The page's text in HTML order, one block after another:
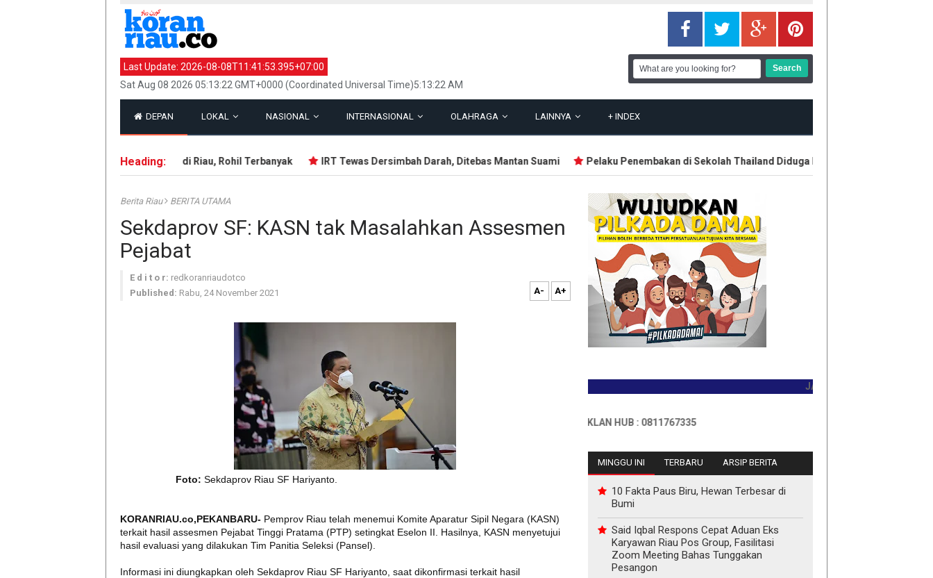
Last Update: 2026-08-08T11:41:53.395+07:00
Sat Aug 08 2026 05:13:22 GMT+0000 (Coordinated Universal Time)5:13:22 AM
DEPAN LOKAL NASIONAL INTERNASIONAL OLAHRAGA LAINNYA + INDEX
Heading:
143 Hotspot Terdeteksi di Riau, Rohil Terbanyak IRT Tewas Dersimbah Darah, Ditebas Mantan Suami Pelaku Penembakan di Sekolah Thailand Diduga Belajar dari Internet
Berita Riau BERITA UTAMA
Sekdaprov SF: KASN tak Masalahkan Assesmen
Pejabat
E d i t o r: redkoranriaudotco
Published: Rabu, 24 November 2021 A- A+
Foto: Sekdaprov Riau SF Hariyanto.
KORANRIAU.co,PEKANBARU- Pemprov Riau telah menemui Komite Aparatur Sipil Negara (KASN)
terkait hasil assesmen Pejabat Tinggi Pratama (PTP) setingkat Eselon II. Hasilnya, KASN menyetujui
hasil evaluasi yang dilakukan Tim Panitia Seleksi (Pansel).
Informasi ini diungkapkan oleh Sekdaprov Riau SF Hariyanto, saat dikonfirmasi terkait hasil
JADILAH PEMBACA PERTAMA
INFO PEMASANGAN IKLAN HUB : 0811767335
MINGGU INI TERBARU ARSIP BERITA
10 Fakta Paus Biru, Hewan Terbesar di
Bumi
Said Iqbal Respons Cepat Aduan Eks
Karyawan Riau Pos Group, Fasilitasi
Zoom Meeting Bahas Tunggakan
Pesangon